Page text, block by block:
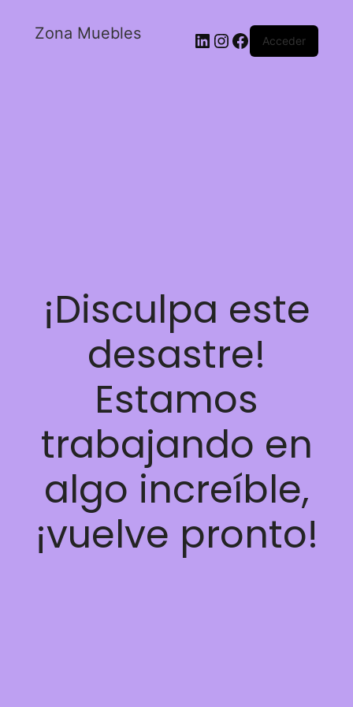
Zona Muebles Acceder
¡Disculpa este
desastre!
Estamos
trabajando en
algo increíble,
¡vuelve pronto!